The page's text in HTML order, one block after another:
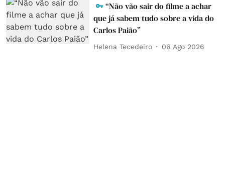
“Não vão sair do filme a achar
que já sabem tudo sobre a vida do
Carlos Paião”
Helena Tecedeiro 06 Ago 2026